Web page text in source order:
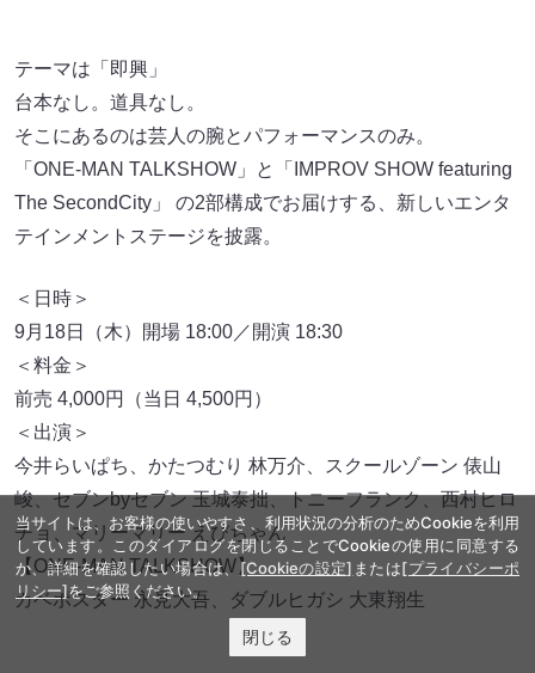
テーマは「即興」
台本なし。道具なし。
「ONE-MAN TALKSHOW」と「IMPROV SHOW featuring
The SecondCity」 の2部構成でお届けする、新しいエンタ
テインメントステージを披露。
＜日時＞
9月18日（木）開場 18:00／開演 18:30
＜料金＞
前売 4,000円（当日 4,500円）
＜出演＞
今井らいぱち、かたつむり 林万介、スクールゾーン 俵山
峻、セブンbyセブン 玉城泰拙、トニーフランク、西村ヒロ
チョ、マリーマリー えびちゃん
当サイトは、お客様の使いやすさ、利用状況の分析のためCookieを利用
しています。このダイアログを閉じることでCookieの使用に同意する
か、詳細を確認したい場合は、 [Cookieの設定] または[プライバシーポ
リシー]をご参照ください。
閉じる